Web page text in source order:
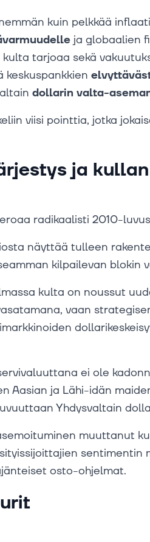
kuin pelkkää
ja globaalien
tarjoaa sekä
keskuspankkien
dollarin valta-
viisi pointtia, jotka
ja
radikaalisti 2010-
näyttää tulleen
kilpailevan blokin
kulta on noussut
vaan
ei ole
Aasian ja Lähi-idän
Yhdysvaltain
muuttanut
sentimentin
osto-ohjelmat.